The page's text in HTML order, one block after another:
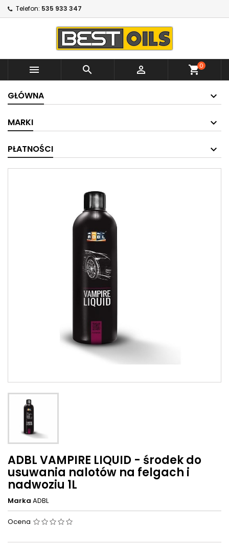
Telefon: 535 933 347
   shopping_cart0
GŁÓWNA
MARKI
PŁATNOŚCI
ADBL VAMPIRE LIQUID - środek do
usuwania nalotów na felgach i
nadwoziu 1L
Marka ADBL
Ocena